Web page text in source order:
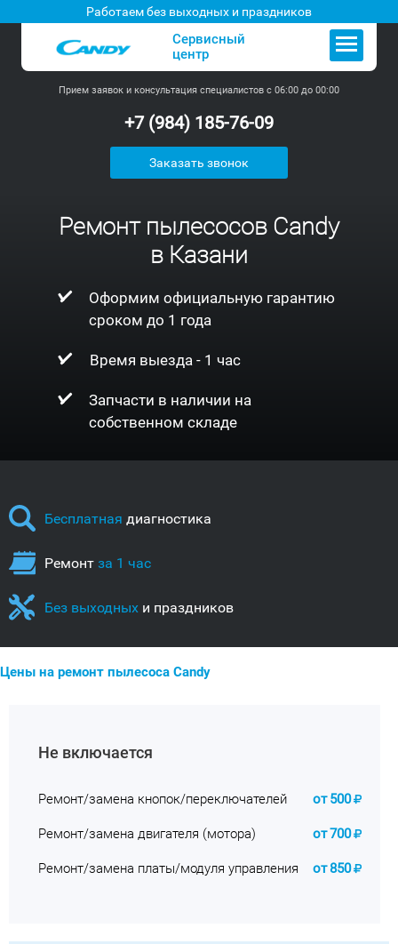
Работаем без выходных и праздников
Сервисный
центр
Прием заявок и консультация специалистов с 06:00 до 00:00
+7 (984) 185-76-09
Заказать звонок
Ремонт пылесосов Candy
в Казани
Оформим официальную гарантию
сроком до 1 года
Время выезда - 1 час
Запчасти в наличии на
собственном складе
Бесплатная диагностика
Ремонт за 1 час
Без выходных и праздников
Цены на ремонт пылесоса Candy
Не включается
Ремонт/замена кнопок/переключателей от 500
Ремонт/замена двигателя (мотора) от700
Ремонт/замена платы/модуля управления от850